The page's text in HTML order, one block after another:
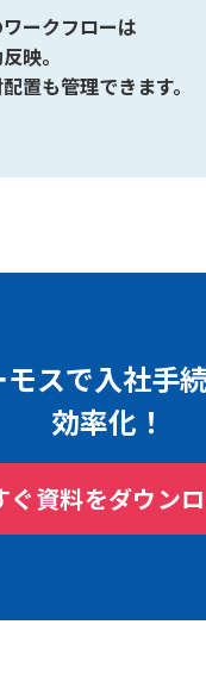
ークフローは
映。
置も管理できます。
モスで入社手
効率化！
ぐ資料をダウン